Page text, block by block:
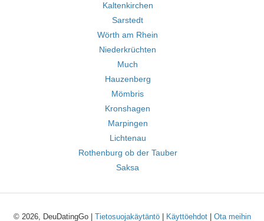
Kaltenkirchen
Sarstedt
Wörth am Rhein
Niederkrüchten
Much
Hauzenberg
Mömbris
Kronshagen
Marpingen
Lichtenau
Rothenburg ob der Tauber
Saksa
© 2026, DeuDatingGo | Tietosuojakäytäntö| Käyttöehdot| Ota meihin